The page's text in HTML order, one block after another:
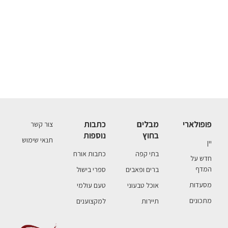
פופולארי
יין
חדש על
המדף
מסעדות
מתכונים
מבלים
בחוץ
בתי קפה
ברים ופאבים
אוכל טבעוני
תיירות
כתבות
נוספות
כתבות אורח
ספרי בישול
טעם עולמי
למקצוענים
צור קשר
תנאי שימוש